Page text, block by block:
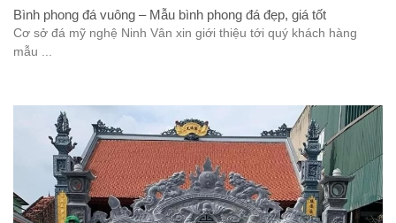
Bình phong đá vuông – Mẫu bình phong đá đẹp, giá tốt
Cơ sở đá mỹ nghệ Ninh Vân xin giới thiệu tới quý khách hàng
mẫu ...